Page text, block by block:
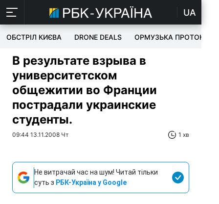
UA
ОБСТРІЛ КИЄВА DRONE DEALS ОРМУЗЬКА ПРОТОКА
В результате взрыва в
университетском
общежитии во Франции
пострадали украинские
студенты.
09:44 13.11.2008 Чт 1 хв
Не витрачай час на шум! Читай тільки
суть з РБК-Україна у Google